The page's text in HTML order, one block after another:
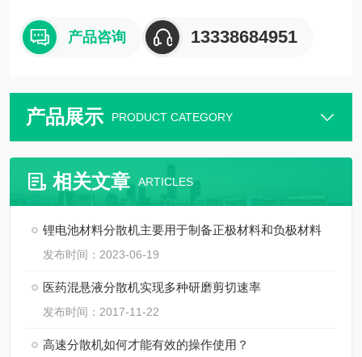
产品咨询 13338684951
产品展示 PRODUCT CATEGORY
相关文章 ARTICLES
锂电池材料分散机主要用于制备正极材料和负极材料
发布时间：2023-06-19
医药混悬液分散机实现多种研磨剪切速率
发布时间：2017-11-22
高速分散机如何才能有效的操作使用？